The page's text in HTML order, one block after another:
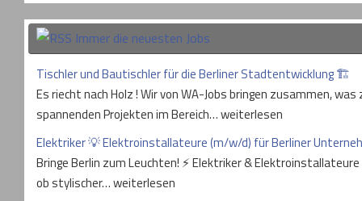
Immer die neuesten Jobs
Tischler und Bautischler für die Berliner Stadtentwicklung 🏗
Es riecht nach Holz ! Wir von WA-Jobs bringen zusammen,
spannenden Projekten im Bereich… weiterlesen
Elektriker 💡 Elektroinstallateure (m/w/d) für Berliner
Bringe Berlin zum Leuchten! ⚡ Elektriker &
ob stylischer… weiterlesen